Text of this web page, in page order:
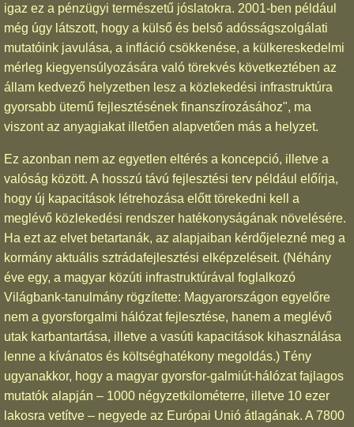
igaz ez a pénzügyi természetű jóslatokra. 2001-ben például
még úgy látszott, hogy a külső és belső adósságszolgálati
mutatóink javulása, a infláció csökkenése, a külkereskedelmi
mérleg kiegyensúlyozására való törekvés következtében az
állam kedvező helyzetben lesz a közlekedési infrastruktúra
gyorsabb ütemű fejlesztésének finanszírozásához", ma
viszont az anyagiakat illetően alapvetően más a helyzet.
Ez azonban nem az egyetlen eltérés a koncepció, illetve a
valóság között. A hosszú távú fejlesztési terv például előírja,
hogy új kapacitások létrehozása előtt törekedni kell a
meglévő közlekedési rendszer hatékonyságának növelésére.
Ha ezt az elvet betartanák, az alapjaiban kérdőjelezné meg a
kormány aktuális sztrádafejlesztési elképzeléseit. (Néhány
éve egy, a magyar közúti infrastruktúrával foglalkozó
Világbank-tanulmány rögzítette: Magyarországon egyelőre
nem a gyorsforgalmi hálózat fejlesztése, hanem a meglévő
utak karbantartása, illetve a vasúti kapacitások kihasználása
lenne a kívánatos és költséghatékony megoldás.) Tény
ugyanakkor, hogy a magyar gyorsfor-galmiút-hálózat fajlagos
mutatók alapján – 1000 négyzetkilométerre, illetve 10 ezer
lakosra vetítve – negyede az Európai Unió átlagának. A 7800